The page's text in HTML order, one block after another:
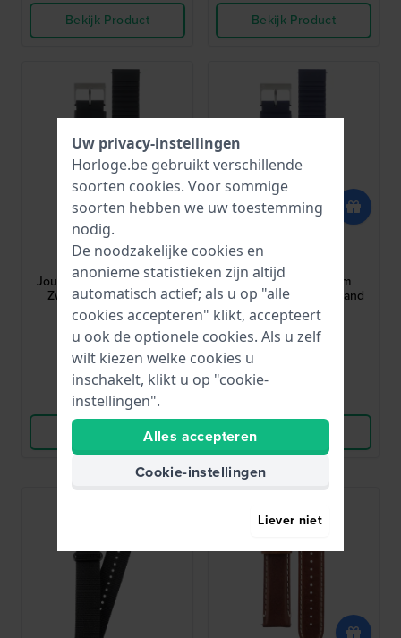
Bekijk Product
Bekijk Product
Victorinox
V.006501
Journey 1884 - Set 21 mm
Zwarte band van echt
rubber
€ 68,-
● Op voorraad
Vergelijk
Bekijk Product
V.006499
Journey 1884 21 mm
Blauwe echt rubber band
€ 69,-
● Op voorraad
Bekijk Product
Uw privacy-instellingen
Horloge.be gebruikt verschillende
soorten cookies. Voor sommige
soorten hebben we uw toestemming
nodig.
De noodzakelijke cookies en
anonieme statistieken zijn altijd
automatisch actief; als u op "alle
cookies accepteren" klikt, accepteert
u ook de optionele cookies. Als u zelf
wilt kiezen welke cookies u
inschakelt, klikt u op "cookie-
instellingen".
Alles accepteren
Cookie-instellingen
Liever niet